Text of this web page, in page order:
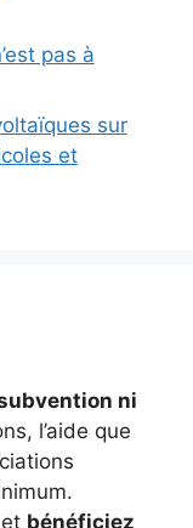
pas à
sur
et
ni
l’aide que
bénéficiez